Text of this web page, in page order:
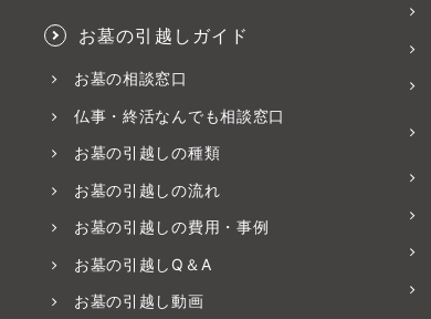
お墓の引越しガイド
お墓の相談窓口
仏事・終活なんでも相談窓口
お墓の引越しの種類
お墓の引越しの流れ
お墓の引越しの費用・事例
お墓の引越しQ＆A
お墓の引越し動画